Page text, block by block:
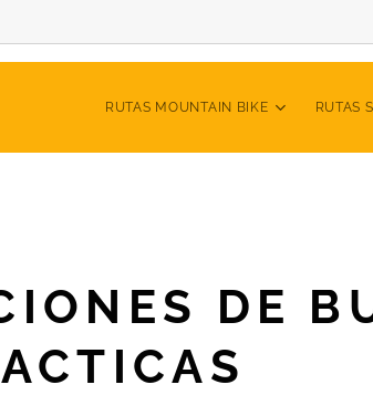
RUTAS MOUNTAIN BIKE RUTAS
DE